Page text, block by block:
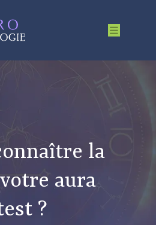
la
aura
?